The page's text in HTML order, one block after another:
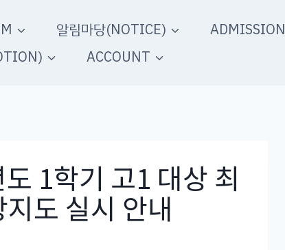
알림마당(NOTICE)
ADMISSION
ACCOUNT
1학기 고1 대상 최
도 실시 안내